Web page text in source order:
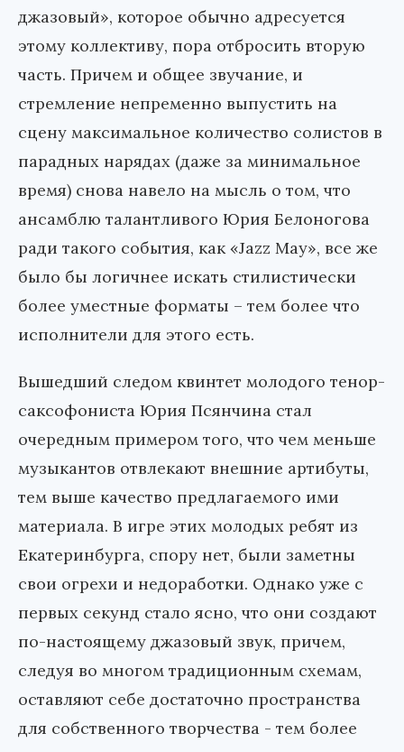
джазовый», которое обычно адресуется
этому коллективу, пора отбросить вторую
часть. Причем и общее звучание, и
стремление непременно выпустить на
сцену максимальное количество солистов в
парадных нарядах (даже за минимальное
время) снова навело на мысль о том, что
ансамблю талантливого Юрия Белоногова
ради такого события, как «Jazz May», все же
было бы логичнее искать стилистически
более уместные форматы – тем более что
исполнители для этого есть.
Вышедший следом квинтет молодого тенор-
саксофониста Юрия Псянчина стал
очередным примером того, что чем меньше
музыкантов отвлекают внешние артибуты,
тем выше качество предлагаемого ими
материала. В игре этих молодых ребят из
Екатеринбурга, спору нет, были заметны
свои огрехи и недоработки. Однако уже с
первых секунд стало ясно, что они создают
по-настоящему джазовый звук, причем,
следуя во многом традиционным схемам,
оставляют себе достаточно пространства
для собственного творчества - тем более